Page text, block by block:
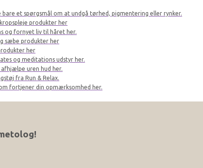
bare et spørgsmål om at undgå tørhed, pigmentering eller rynker.
produkter her
og fornyet liv til håret her.
sæbe produkter her
her
og meditations udstyr her.
uren hud her.
fra Run & Relax.
fortjener din opmærksomhed her.